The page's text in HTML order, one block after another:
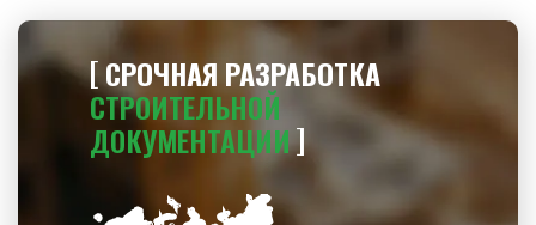
СРОЧНАЯ РАЗРАБОТКА
СТРОИТЕЛЬНОЙ
ДОКУМЕНТАЦИИ